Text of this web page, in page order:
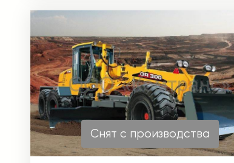
Снят с производства